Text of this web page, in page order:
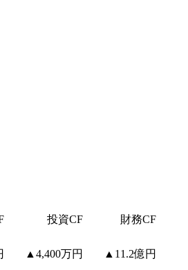
投資CF 財務CF
▲4,400万円 ▲11.2億円